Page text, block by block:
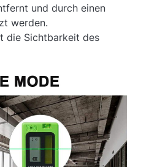
und durch einen
werden.
die Sichtbarkeit des